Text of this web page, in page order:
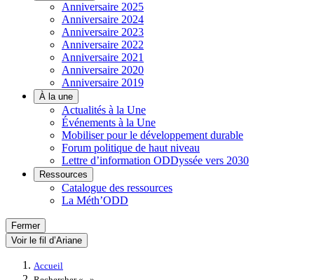
Anniversaire 2025
Anniversaire 2024
Anniversaire 2023
Anniversaire 2022
Anniversaire 2021
Anniversaire 2020
Anniversaire 2019
À la une
Actualités à la Une
Événements à la Une
Mobiliser pour le développement durable
Forum politique de haut niveau
Lettre d’information ODDyssée vers 2030
Ressources
Catalogue des ressources
La Méth’ODD
Fermer
Voir le fil d’Ariane
Accueil